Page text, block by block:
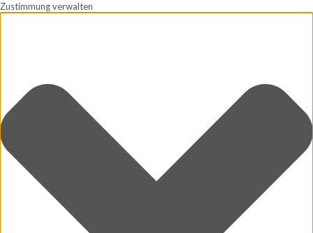
Zustimmung verwalten